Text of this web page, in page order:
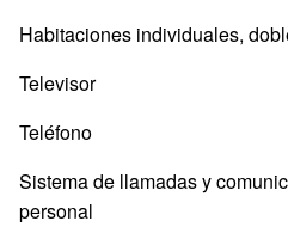
Habitaciones individuales,
Televisor
Teléfono
Sistema de llamadas y
personal